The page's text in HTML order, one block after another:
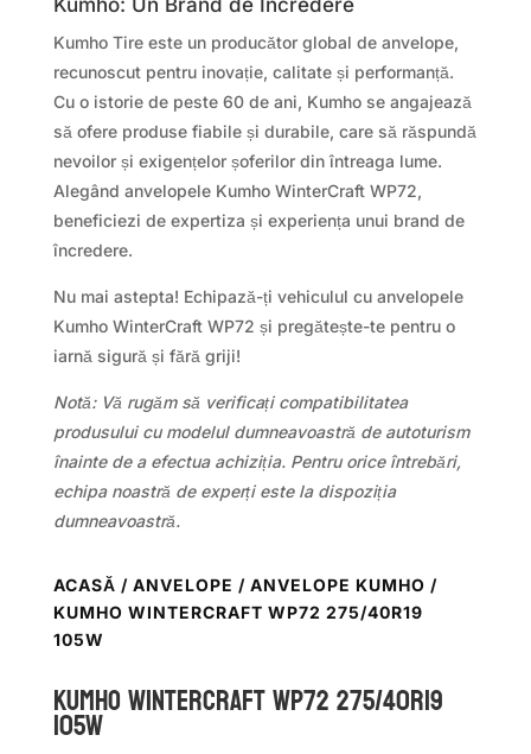
Kumho Tire este un producător global de anvelope,
recunoscut pentru inovație, calitate și performanță.
Cu o istorie de peste 60 de ani, Kumho se angajează
să ofere produse fiabile și durabile, care să răspundă
nevoilor și exigențelor șoferilor din întreaga lume.
Alegând anvelopele Kumho WinterCraft WP72,
beneficiezi de expertiza și experiența unui brand de
încredere.
Nu mai astepta! Echipază-ți vehiculul cu anvelopele
Kumho WinterCraft WP72 și pregătește-te pentru o
iarnă sigură și fără griji!
Notă: Vă rugăm să verificați compatibilitatea
produsului cu modelul dumneavoastră de autoturism
înainte de a efectua achiziția. Pentru orice întrebări,
echipa noastră de experți este la dispoziția
dumneavoastră.
ACASĂ / ANVELOPE / ANVELOPE KUMHO /
KUMHO WINTERCRAFT WP72 275/40R19
105W
Kumho WINTERCRAFT WP72 275/40R19
105W